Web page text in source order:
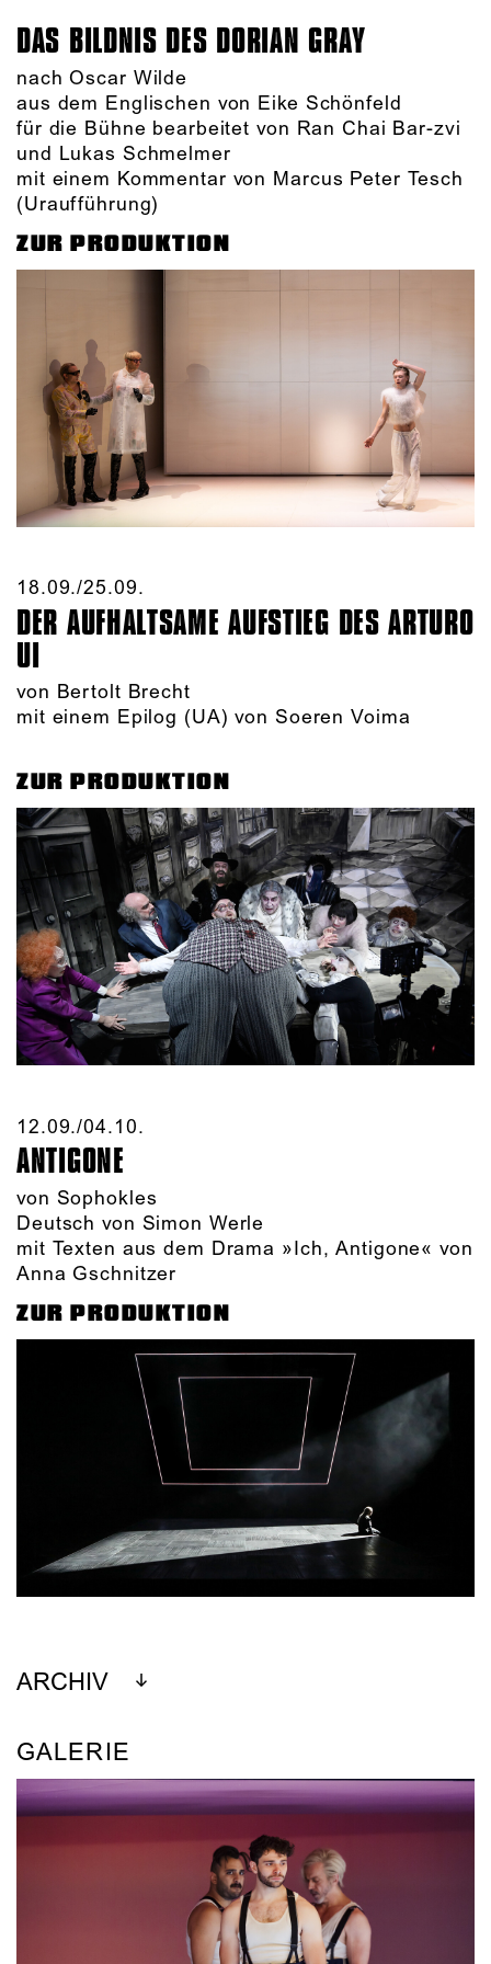
DAS BILDNIS DES DORIAN GRAY
nach Oscar Wilde
aus dem Englischen von Eike Schönfeld
für die Bühne bearbeitet von Ran Chai Bar-zvi
und Lukas Schmelmer
mit einem Kommentar von Marcus Peter Tesch
(Uraufführung)
ZUR PRODUKTION
18.09./​25.09.​
DER AUFHALTSAME AUFSTIEG DES ARTURO
UI
von Bertolt Brecht
mit einem Epilog (UA) von Soeren Voima
ZUR PRODUKTION
12.09./​04.10.​
ANTIGONE
von Sophokles
Deutsch von Simon Werle
mit Texten aus dem Drama »Ich, Antigone« von
Anna Gschnitzer
ZUR PRODUKTION
ARCHIV
GALERIE